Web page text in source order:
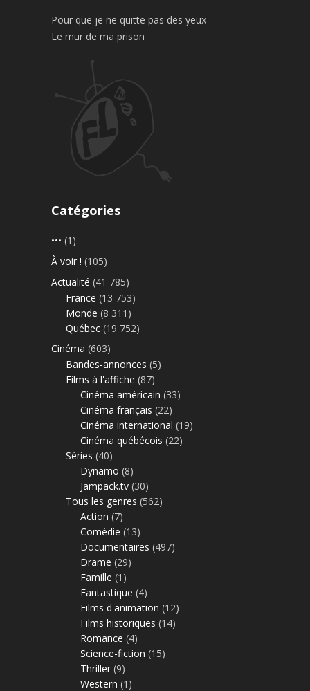
Pour que je ne quitte pas des yeux
Le mur de ma prison
Catégories
••• (1)
À voir ! (105)
Actualité (41 785)
France (13 753)
Monde (8 311)
Québec (19 752)
Cinéma (603)
Bandes-annonces (5)
Films à l'affiche (87)
Cinéma américain (33)
Cinéma français (22)
Cinéma international (19)
Cinéma québécois (22)
Séries (40)
Dynamo (8)
Jampack.tv (30)
Tous les genres (562)
Action (7)
Comédie (13)
Documentaires (497)
Drame (29)
Famille (1)
Fantastique (4)
Films d'animation (12)
Films historiques (14)
Romance (4)
Science-fiction (15)
Thriller (9)
Western (1)